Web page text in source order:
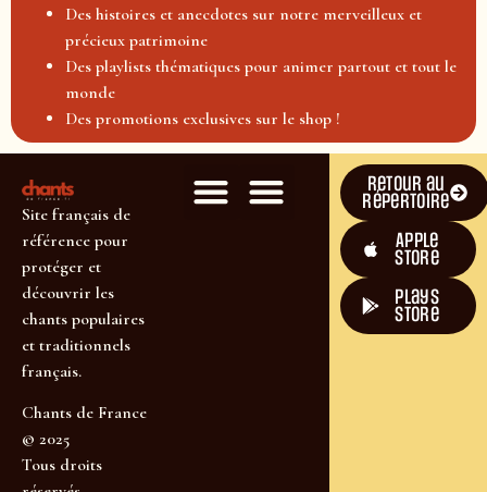
Des histoires et anecdotes sur notre merveilleux et
précieux patrimoine
Des playlists thématiques pour animer partout et tout le
monde
Des promotions exclusives sur le shop !
Site français de
référence pour
protéger et
découvrir les
chants populaires
et traditionnels
français.
Chants de France
© 2025
Tous droits
Retour au
répertoire
Apple
Store
plays
store